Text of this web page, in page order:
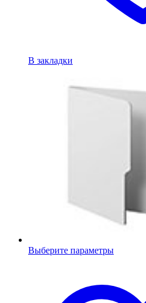
В закладки
Выберите параметры